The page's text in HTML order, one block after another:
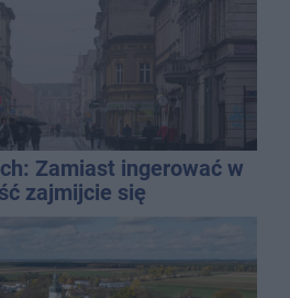
Zamiast ingerować w
zajmijcie się